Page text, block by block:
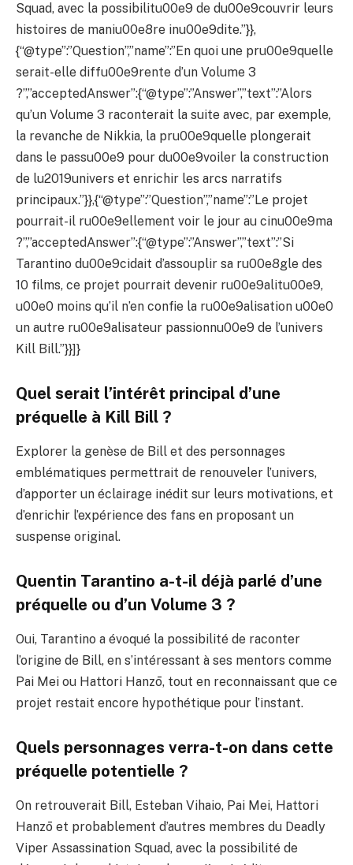
Squad, avec la possibilitu00e9 de du00e9couvrir leurs
histoires de maniu00e8re inu00e9dite.”}},
{“@type”:”Question”,”name”:”En quoi une pru00e9quelle
serait-elle diffu00e9rente d’un Volume 3
?”,”acceptedAnswer”:{“@type”:”Answer”,”text”:”Alors
qu’un Volume 3 raconterait la suite avec, par exemple,
la revanche de Nikkia, la pru00e9quelle plongerait
dans le passu00e9 pour du00e9voiler la construction
de lu2019univers et enrichir les arcs narratifs
principaux.”}},{“@type”:”Question”,”name”:”Le projet
pourrait-il ru00e9ellement voir le jour au cinu00e9ma
?”,”acceptedAnswer”:{“@type”:”Answer”,”text”:”Si
Tarantino du00e9cidait d’assouplir sa ru00e8gle des
10 films, ce projet pourrait devenir ru00e9alitu00e9,
u00e0 moins qu’il n’en confie la ru00e9alisation u00e0
un autre ru00e9alisateur passionnu00e9 de l’univers
Kill Bill.”}}]}
Quel serait l’intérêt principal d’une
préquelle à Kill Bill ?
Explorer la genèse de Bill et des personnages
emblématiques permettrait de renouveler l’univers,
d’apporter un éclairage inédit sur leurs motivations, et
d’enrichir l’expérience des fans en proposant un
suspense original.
Quentin Tarantino a-t-il déjà parlé d’une
préquelle ou d’un Volume 3 ?
Oui, Tarantino a évoqué la possibilité de raconter
l’origine de Bill, en s’intéressant à ses mentors comme
Pai Mei ou Hattori Hanzō, tout en reconnaissant que ce
projet restait encore hypothétique pour l’instant.
Quels personnages verra-t-on dans cette
préquelle potentielle ?
On retrouverait Bill, Esteban Vihaio, Pai Mei, Hattori
Hanzō et probablement d’autres membres du Deadly
Viper Assassination Squad, avec la possibilité de